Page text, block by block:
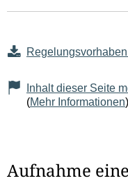
Inhalt dieser Seite
(Mehr Informationen)
Aufnahme